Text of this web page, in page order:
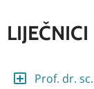
LIJEČNICI
Prof. dr.